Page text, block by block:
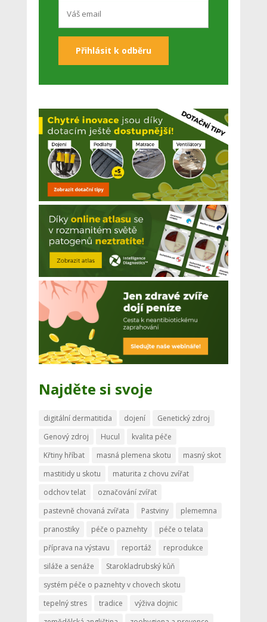
Najděte si svoje
digitální dermatitida dojení
Genetický zdroj
Genový zdroj
Hucul
kvalita péče
Křtiny hříbat
masná plemena skotu
masný skot
mastitidy u skotu
maturita z chovu zvířat
odchov telat
označování zvířat
pastevně chovaná zvířata
Pastviny
plememna
pranostiky
péče o paznehty
péče o telata
příprava na výstavu
reportáž
reprodukce
siláže a senáže
Starokladrubský kůň
systém péče o paznehty v chovech skotu
tepelný stres
tradice
výživa dojnic